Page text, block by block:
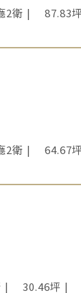
2衛 87.83坪
2衛 64.67坪
30.46坪